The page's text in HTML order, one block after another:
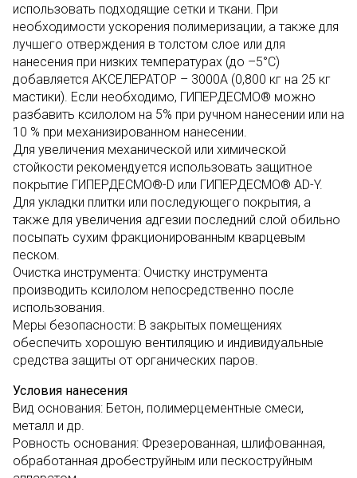
использовать подходящие сетки и ткани. При
необходимости ускорения полимеризации, а также для
лучшего отверждения в толстом слое или для
нанесения при низких температурах (до –5°С)
добавляется АКСЕЛЕРАТОР – 3000А (0,800 кг на 25 кг
мастики). Если необходимо, ГИПЕРДЕСМО® можно
разбавить ксилолом на 5% при ручном нанесении или на
10 % при механизированном нанесении.
Для увеличения механической или химической
стойкости рекомендуется использовать защитное
покрытие ГИПЕРДЕСМО®-D или ГИПЕРДЕСМО® AD-Y.
Для укладки плитки или последующего покрытия, а
также для увеличения адгезии последний слой обильно
посыпать сухим фракционированным кварцевым
песком.
Очистка инструмента: Очистку инструмента
производить ксилолом непосредственно после
использования.
Меры безопасности: В закрытых помещениях
обеспечить хорошую вентиляцию и индивидуальные
средства защиты от органических паров.
Условия нанесения
Вид основания: Бетон, полимерцементные смеси,
металл и др.
Ровность основания: Фрезерованная, шлифованная,
обработанная дробеструйным или пескоструйным